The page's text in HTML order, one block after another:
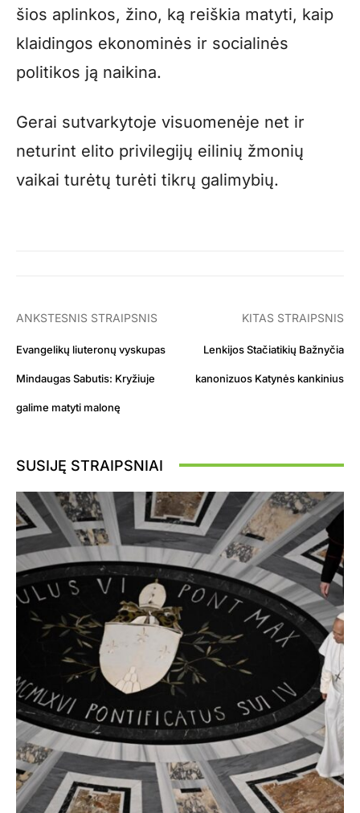
šios aplinkos, žino, ką reiškia matyti, kaip
klaidingos ekonominės ir socialinės
politikos ją naikina.
Gerai sutvarkytoje visuomenėje net ir
neturint elito privilegijų eilinių žmonių
vaikai turėtų turėti tikrų galimybių.
ANKSTESNIS STRAIPSNIS
Evangelikų liuteronų vyskupas
Mindaugas Sabutis: Kryžiuje
galime matyti malonę
KITAS STRAIPSNIS
Lenkijos Stačiatikių Bažnyčia
kanonizuos Katynės kankinius
SUSIJĘ STRAIPSNIAI